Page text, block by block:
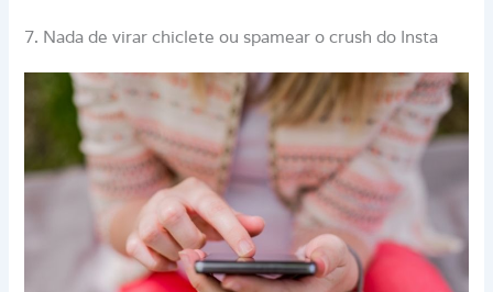
7. Nada de virar chiclete ou spamear o crush do Insta